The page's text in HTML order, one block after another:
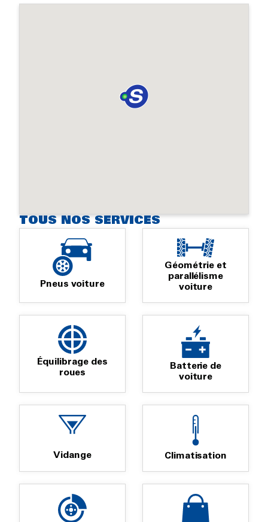
TOUS NOS SERVICES
Pneus voiture
Géométrie et
parallélisme
voiture
Équilibrage des
roues
Batterie de
voiture
Vidange Climatisation